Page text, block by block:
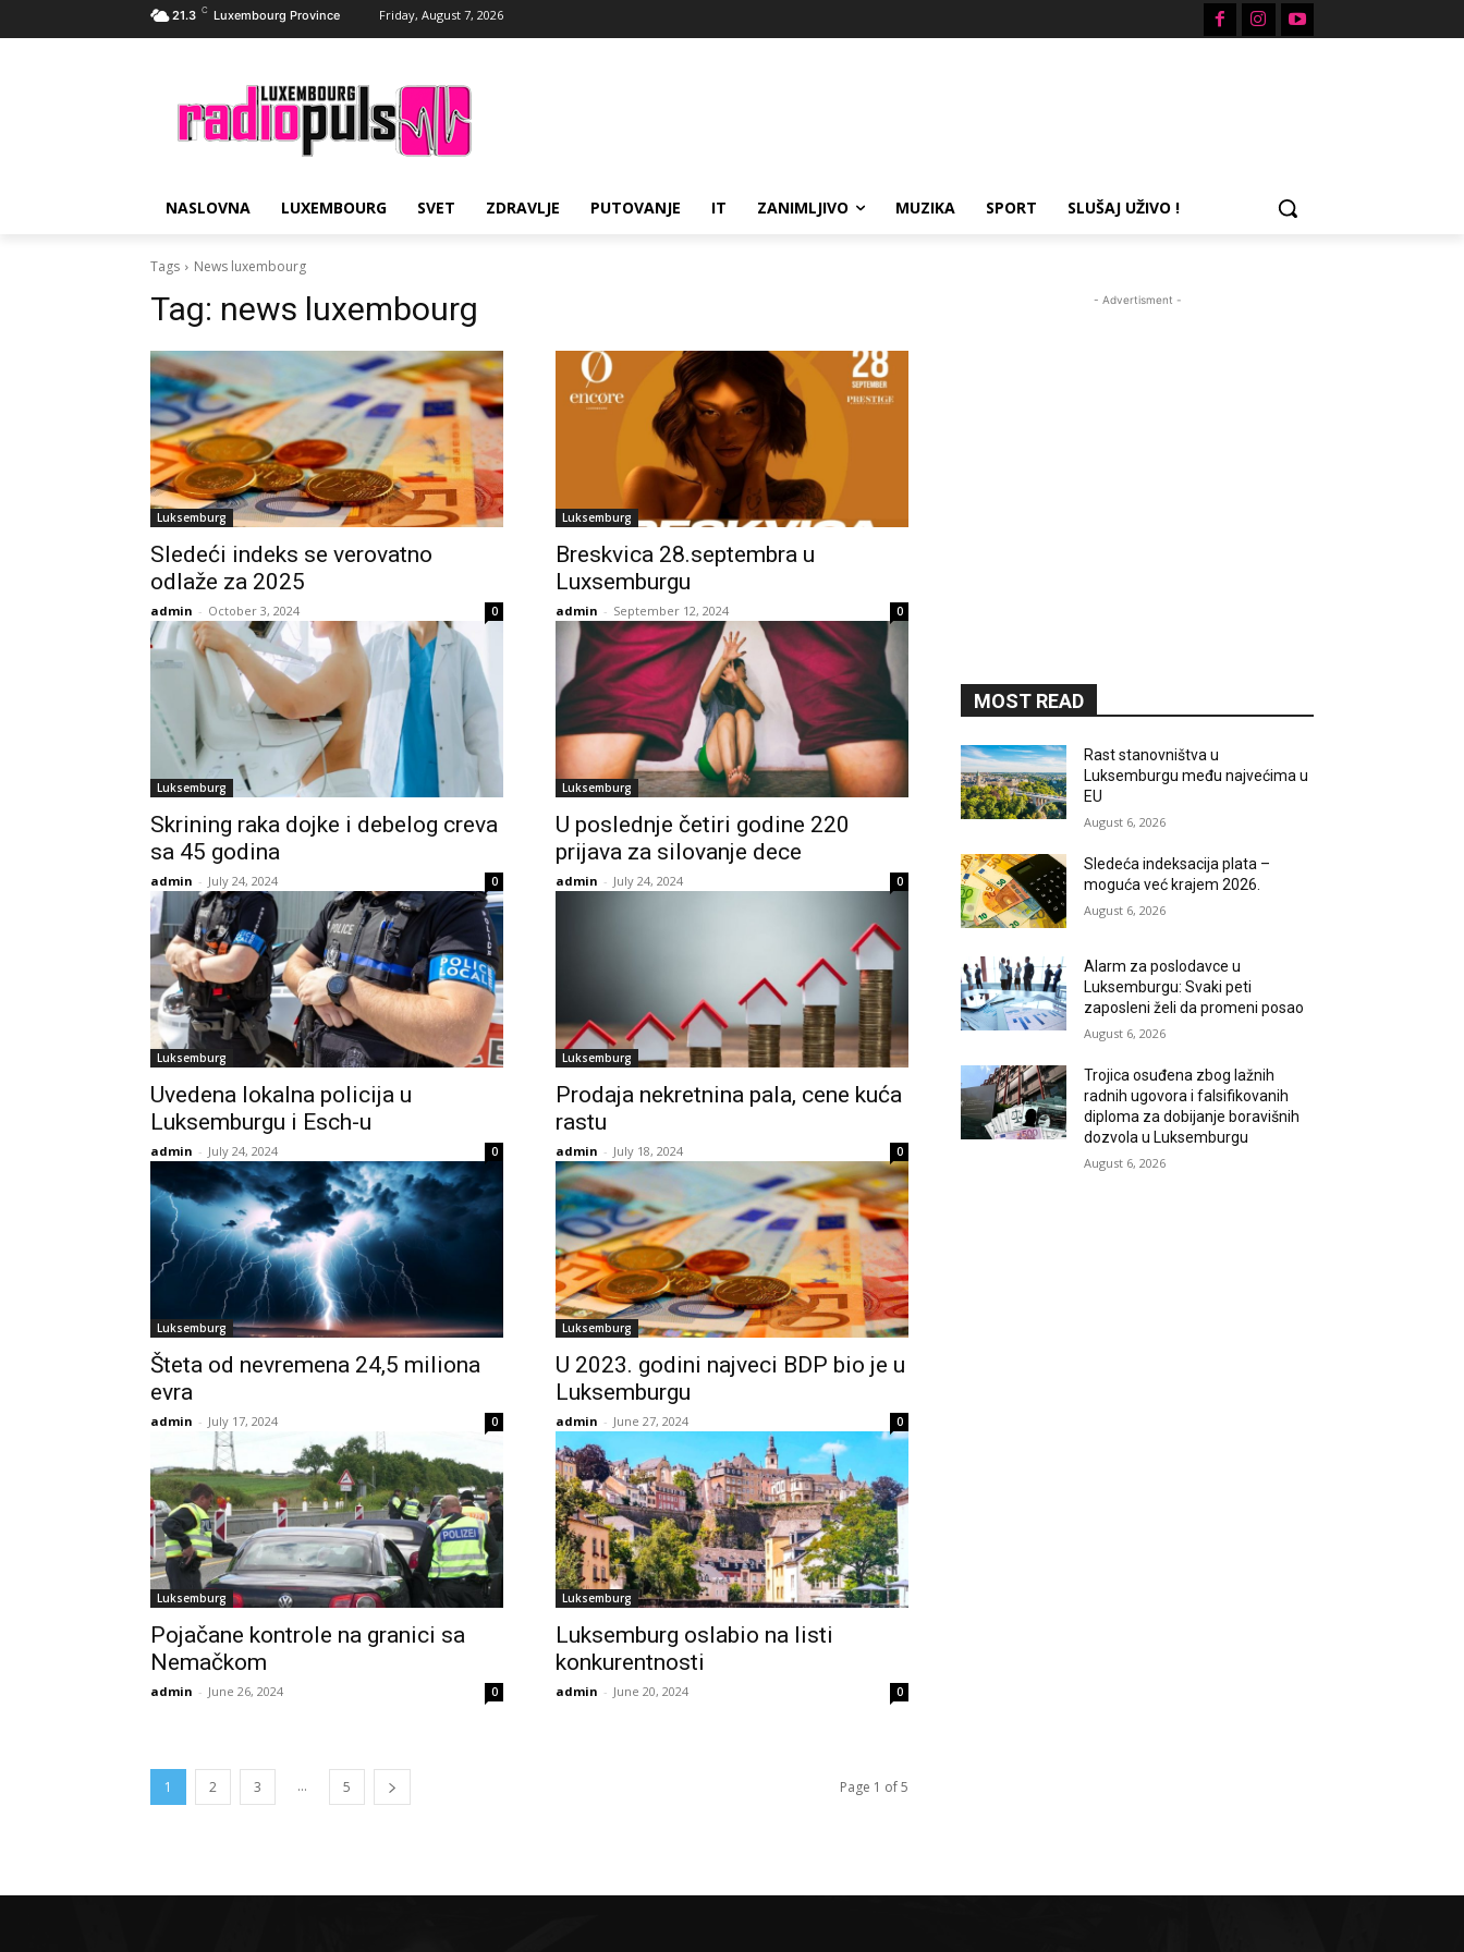
21.3 C Luxembourg Province Friday, August 7, 2026
NASLOVNA LUXEMBOURG SVET ZDRAVLJE PUTOVANJE IT ZANIMLJIVO MUZIKA SPORT SLUŠAJ UŽIVO !
Tags News luxembourg
Tag: news luxembourg
Luksemburg
Sledeći indeks se verovatno
odlaže za 2025
admin - October 3, 2024 0
Luksemburg
Breskvica 28.septembra u
Luxsemburgu
admin - September 12, 2024 0
Luksemburg
Skrining raka dojke i debelog creva
sa 45 godina
admin - July 24, 2024 0
Luksemburg
U poslednje četiri godine 220
prijava za silovanje dece
admin - July 24, 2024 0
Luksemburg
Uvedena lokalna policija u
Luksemburgu i Esch-u
admin - July 24, 2024 0
Luksemburg
Prodaja nekretnina pala, cene kuća
rastu
admin - July 18, 2024 0
Luksemburg
Šteta od nevremena 24,5 miliona
evra
admin - July 17, 2024 0
Luksemburg
U 2023. godini najveci BDP bio je u
Luksemburgu
admin - June 27, 2024 0
Luksemburg
Pojačane kontrole na granici sa
Nemačkom
admin - June 26, 2024 0
Luksemburg
Luksemburg oslabio na listi
konkurentnosti
admin - June 20, 2024 0
1 2 3 ... 5 Page 1 of 5
- Advertisment -
MOST READ
Rast stanovništva u
Luksemburgu među najvećima u
EU
August 6, 2026
Sledeća indeksacija plata –
moguća već krajem 2026.
August 6, 2026
Alarm za poslodavce u
Luksemburgu: Svaki peti
zaposleni želi da promeni posao
August 6, 2026
Trojica osuđena zbog lažnih
radnih ugovora i falsifikovanih
diploma za dobijanje boravišnih
dozvola u Luksemburgu
August 6, 2026